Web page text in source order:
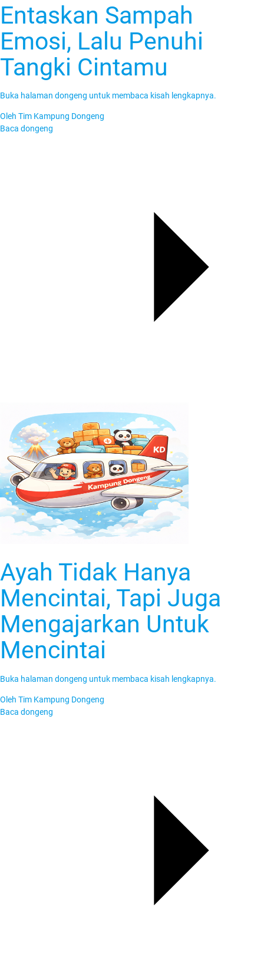
Entaskan Sampah
Emosi, Lalu Penuhi
Tangki Cintamu
Buka halaman dongeng untuk membaca kisah lengkapnya.
Oleh Tim Kampung Dongeng
Baca dongeng
Ayah Tidak Hanya
Mencintai, Tapi Juga
Mengajarkan Untuk
Mencintai
Buka halaman dongeng untuk membaca kisah lengkapnya.
Oleh Tim Kampung Dongeng
Baca dongeng